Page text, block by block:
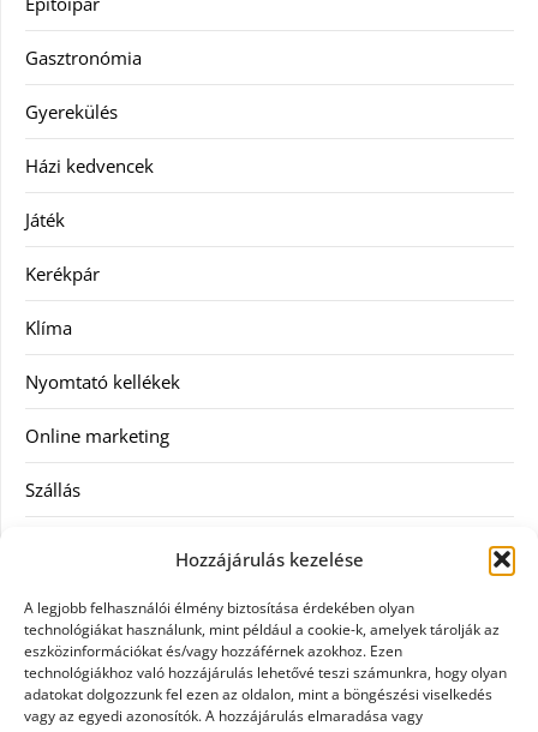
Hozzájárulás kezelése
A legjobb felhasználói élmény biztosítása érdekében olyan
technológiákat használunk, mint például a cookie-k, amelyek tárolják az
eszközinformációkat és/vagy hozzáférnek azokhoz. Ezen
technológiákhoz való hozzájárulás lehetővé teszi számunkra, hogy olyan
adatokat dolgozzunk fel ezen az oldalon, mint a böngészési viselkedés
vagy az egyedi azonosítók. A hozzájárulás elmaradása vagy
Gasztronómia
Gyerekülés
Házi kedvencek
Játék
Kerékpár
Klíma
Nyomtató kellékek
Online marketing
Szállás
Szellőztető
Szolgáltatás
Táskák